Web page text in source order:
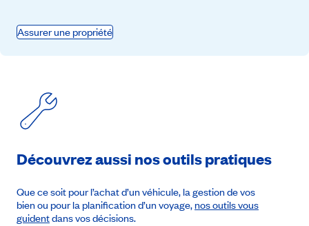
Assurer une propriété
Découvrez aussi nos outils pratiques
Que ce soit pour l’achat d’un véhicule, la gestion de vos
bien ou pour la planification d’un voyage,nos outils vous
guidentdans vos décisions.